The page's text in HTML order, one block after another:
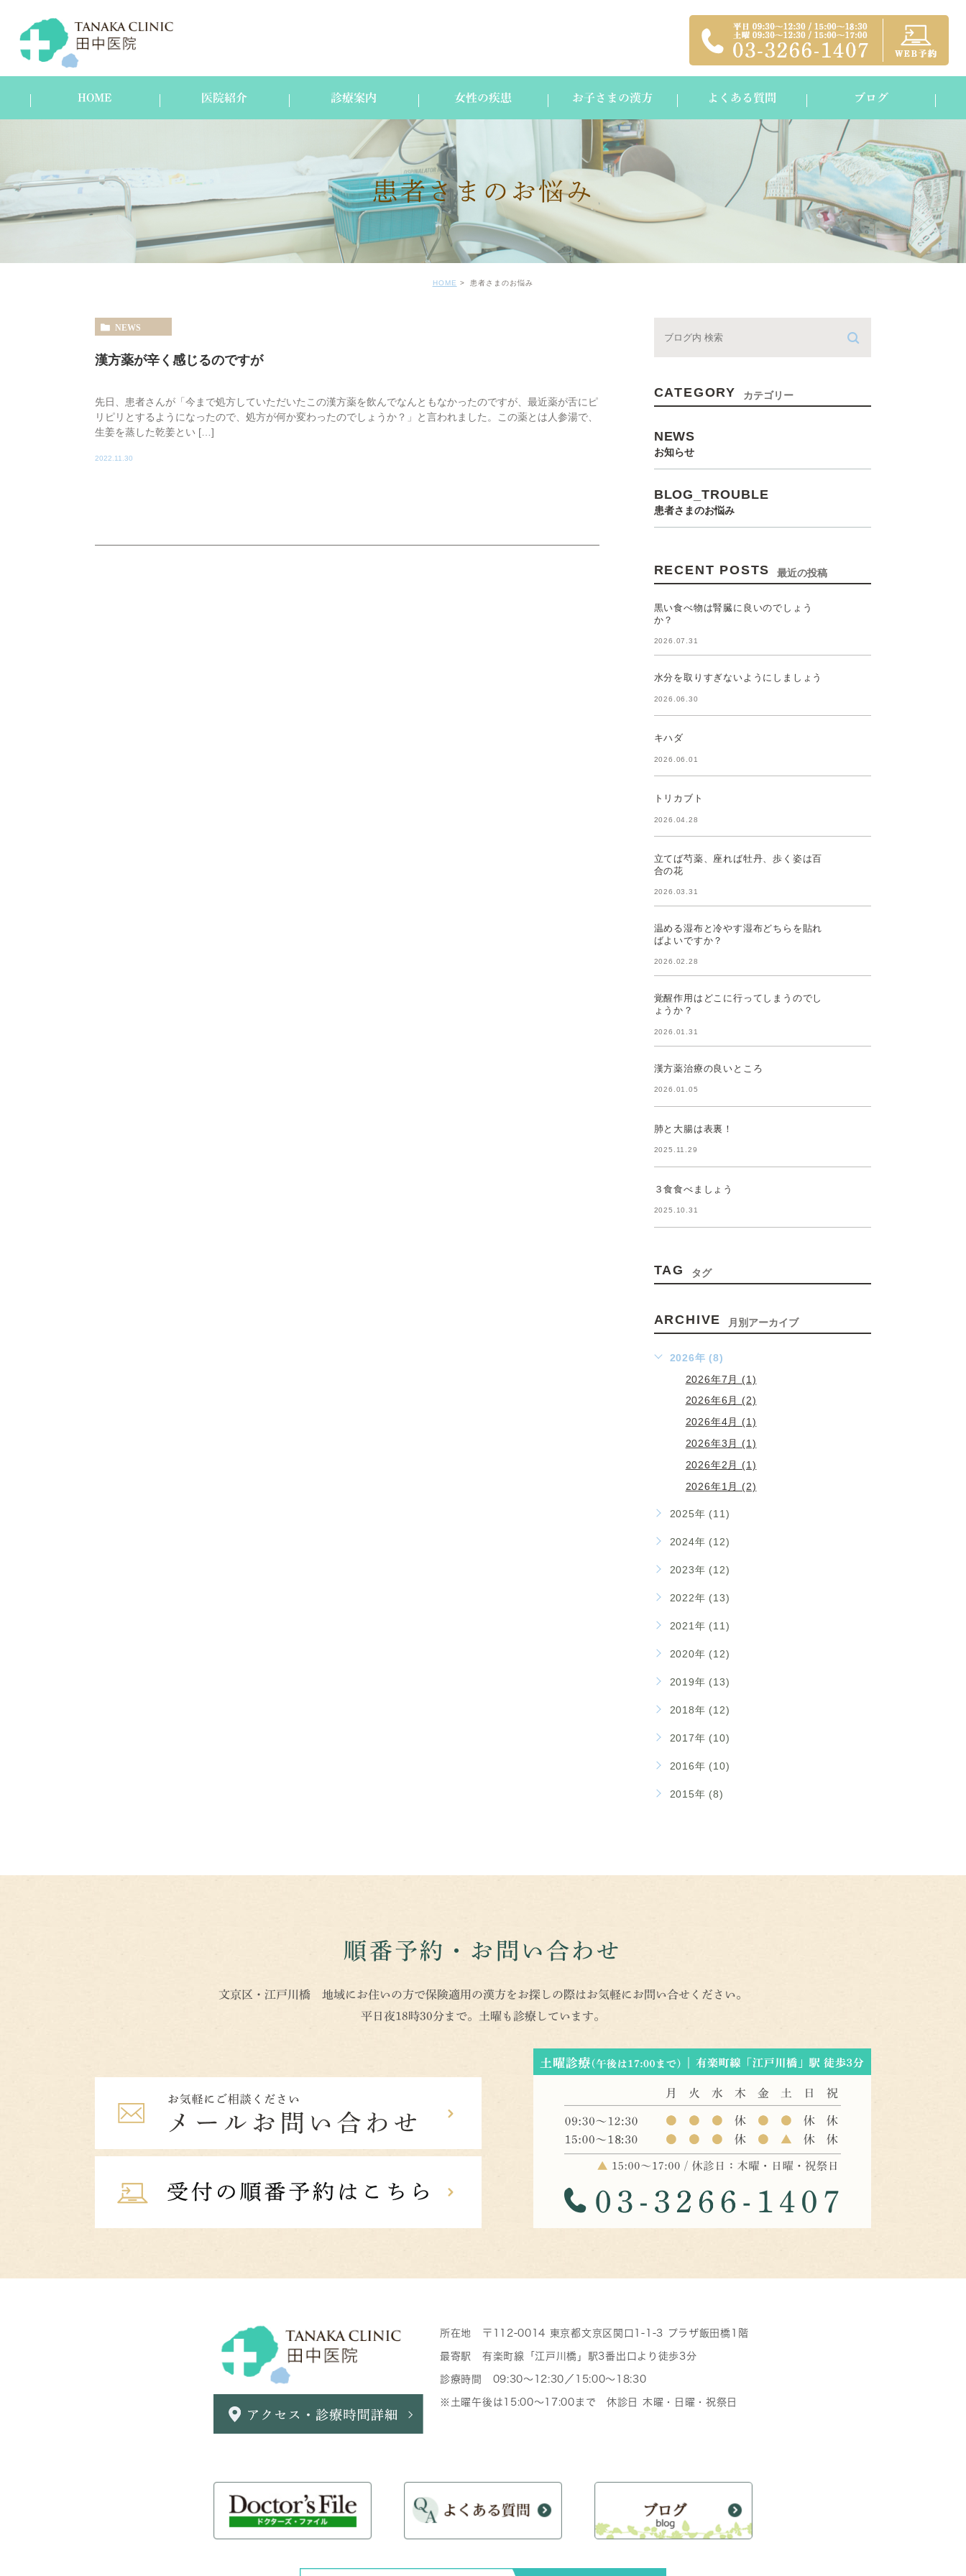
HOME 医院紹介
スタッフ紹介
診療案内 女性の疾患 お子さまの漢方 よくある質問 ブログ
患者さまのお悩み
HOME 患者さまのお悩み
NEWS
漢方薬が辛く感じるのですが
先日、患者さんが「今まで処方していただいたこの漢方薬を飲んでなんともなかったのですが、最近薬が舌にピ
リピリとするようになったので、処方が何か変わったのでしょうか？」と言われました。この薬とは人参湯で、
生姜を蒸した乾姜とい […]
2022.11.30
CATEGORY カテゴリー
NEWS
お知らせ
BLOG_TROUBLE
患者さまのお悩み
RECENT POSTS 最近の投稿
黒い食べ物は腎臓に良いのでしょう
か？
2026.07.31
水分を取りすぎないようにしましょう
2026.06.30
キハダ
2026.06.01
トリカブト
2026.04.28
立てば芍薬、座れば牡丹、歩く姿は百
合の花
2026.03.31
温める湿布と冷やす湿布どちらを貼れ
ばよいですか？
2026.02.28
覚醒作用はどこに行ってしまうのでし
ょうか？
2026.01.31
漢方薬治療の良いところ
2026.01.05
肺と大腸は表裏！
2025.11.29
３食食べましょう
2025.10.31
TAG タグ
ARCHIVE 月別アーカイブ
2026年 (8)
2026年7月 (1)
2026年6月 (2)
2026年4月 (1)
2026年3月 (1)
2026年2月 (1)
2026年1月 (2)
2025年 (11)
2024年 (12)
2023年 (12)
2022年 (13)
2021年 (11)
2020年 (12)
2019年 (13)
2018年 (12)
2017年 (10)
2016年 (10)
2015年 (8)
順番予約・お問い合わせ
文京区・江戸川橋 地域にお住いの方で保険適用の漢方をお探しの際はお気軽にお問い合せください。
平日夜18時30分まで。土曜も診療しています。
所在地 〒112-0014 東京都文京区関口1-1-3 プラザ飯田橋1階
最寄駅 有楽町線「江戸川橋」駅3番出口より徒歩3分
診療時間 09:30～12:30／15:00～18:30
※土曜午後は15:00～17:00まで 休診日 木曜・日曜・祝祭日